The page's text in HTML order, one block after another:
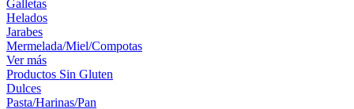
Galletas
Helados
Jarabes
Mermelada/Miel/Compotas
Ver más
Productos Sin Gluten
Dulces
Pasta/Harinas/Pan